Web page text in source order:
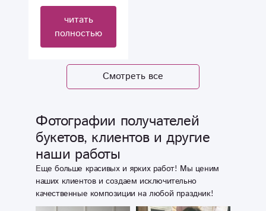
вкусные !
Выглядело все
оочень красиво !
при сегодняшней
ситуации с
Родителям очень
все понравилось,
и мне удалось их
как то согреть
⭐⭐⭐⭐⭐⭐ из 5.
читать
полностью
Смотреть все
Фотографии получателей
букетов, клиентов и другие
наши работы
Еще больше красивых и ярких работ! Мы ценим
наших клиентов и создаем исключительно
качественные композиции на любой праздник!